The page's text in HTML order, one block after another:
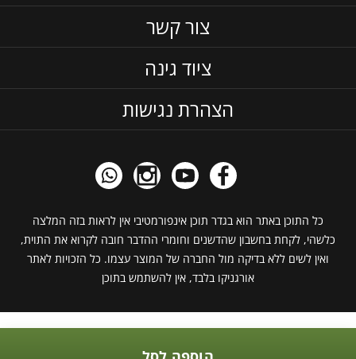
צור קשר
ציוד גינה
הצהרת נגישות
כל התוכן באתר הוא בגדר תוכן אינפורמטיבי אין לראות בזה המלצה
כלשהי, לקחת בחשבון שהדשנים וחומרי ההדבר חובה לקרוא את התוית,
ואין לשים ללא בדיקה מול החברה של המוצר עצמו. כל הזכויות לאתר
אורגניקו בלבד, אין להשתמש בתוכן